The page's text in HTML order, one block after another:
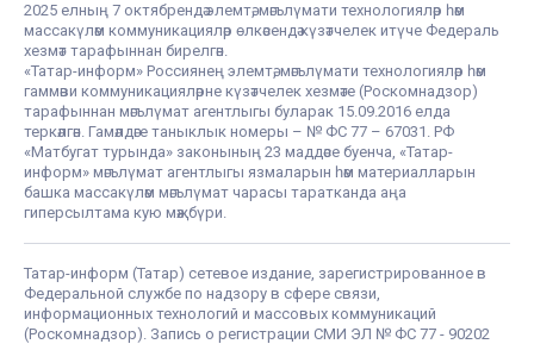
2025 елның 7 октябрендә элемтә, мәгълүмати технологияләр һәм
массакүләм коммуникацияләр өлкәсендә күзәтчелек итүче Федераль
хезмәт тарафыннан бирелгән.
«Татар-информ» Россиянең элемтә, мәгълүмати технологияләр һәм
гаммәви коммуникацияләрне күзәтчелек хезмәте (Роскомнадзор)
тарафыннан мәгълүмат агентлыгы буларак 15.09.2016 елда
теркәлгән. Гамәлдәге таныклык номеры – № ФС 77 – 67031. РФ
«Матбугат турында» законының 23 маддәсе буенча, «Татар-
информ» мәгълүмат агентлыгы язмаларын һәм материалларын
башка массакүләм мәгълүмат чарасы таратканда аңа
гиперсылтама кую мәҗбүри.
Татар-информ (Татар) сетевое издание, зарегистрированное в
Федеральной службе по надзору в сфере связи,
информационных технологий и массовых коммуникаций
(Роскомнадзор). Запись о регистрации СМИ ЭЛ № ФС 77 - 90202